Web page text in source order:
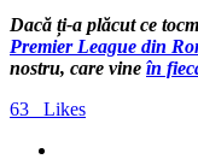
Dacă ți-a plăcut ce
Premier League din
nostru, care vine în
63
Likes